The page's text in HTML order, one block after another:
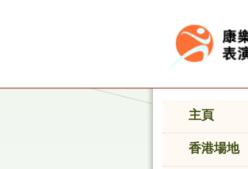
按“Tab”進入菜單
主頁
香港場地